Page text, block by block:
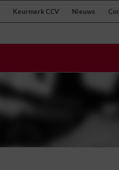
Keurmerk CCV Nieuws